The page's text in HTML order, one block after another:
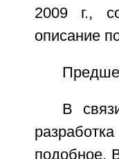
2009 г.,
описание
В
подобное.